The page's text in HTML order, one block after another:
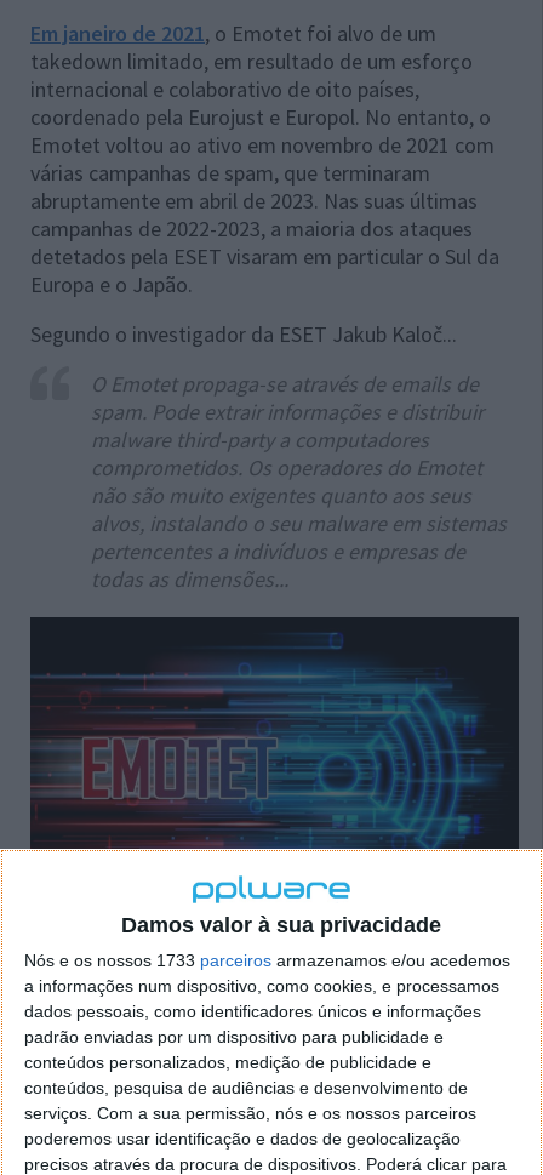
Damos valor à sua privacidade
Nós e os nossos 1733 parceiros armazenamos e/ou acedemos
a informações num dispositivo, como cookies, e processamos
dados pessoais, como identificadores únicos e informações
padrão enviadas por um dispositivo para publicidade e
conteúdos personalizados, medição de publicidade e
conteúdos, pesquisa de audiências e desenvolvimento de
serviços. Com a sua permissão, nós e os nossos parceiros
poderemos usar identificação e dados de geolocalização
precisos através da procura de dispositivos. Poderá clicar para
Em janeiro de 2021, o Emotet foi alvo de um
takedown limitado, em resultado de um esforço
internacional e colaborativo de oito países,
coordenado pela Eurojust e Europol. No entanto, o
Emotet voltou ao ativo em novembro de 2021 com
várias campanhas de spam, que terminaram
abruptamente em abril de 2023. Nas suas últimas
campanhas de 2022-2023, a maioria dos ataques
detetados pela ESET visaram em particular o Sul da
Europa e o Japão.
Segundo o investigador da ESET Jakub Kaloč...
O Emotet propaga-se através de emails de
spam. Pode extrair informações e distribuir
malware third-party a computadores
comprometidos. Os operadores do Emotet
não são muito exigentes quanto aos seus
alvos, instalando o seu malware em sistemas
pertencentes a indivíduos e empresas de
todas as dimensões...
Ao longo do final de 2021 e até meados de 2022, o
Emotet propagou-se principalmente através de
documentos maliciosos do Microsoft Word e
Microsoft Excel com macros VBA incorporados. Em
julho de 2022, a Microsoft mudou as regras do jogo
para todas as famílias de malware como o Emotet
ao desativar os macros VBA em documentos obtidos
na Internet.